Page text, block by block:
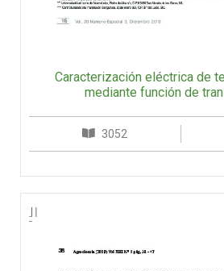
Caracterización eléctrica de
mediante función de
3052